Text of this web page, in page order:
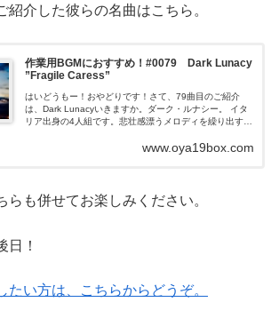
紹介した彼らの名曲はこちら。
作業用BGMにおすすめ！#0079 Dark Lunacy
”Fragile Caress”
はいどうもー！おやどりです！さて、79曲目のご紹介
は、Dark Lunacyいきますか。ダーク・ルナシー。 イタ
リア出身の4人組です。悲壮感漂うメロディを繰り出すデ
www.oya19box.com
らも併せてお楽しみください。
日！
い方は、こちらからどうぞ。